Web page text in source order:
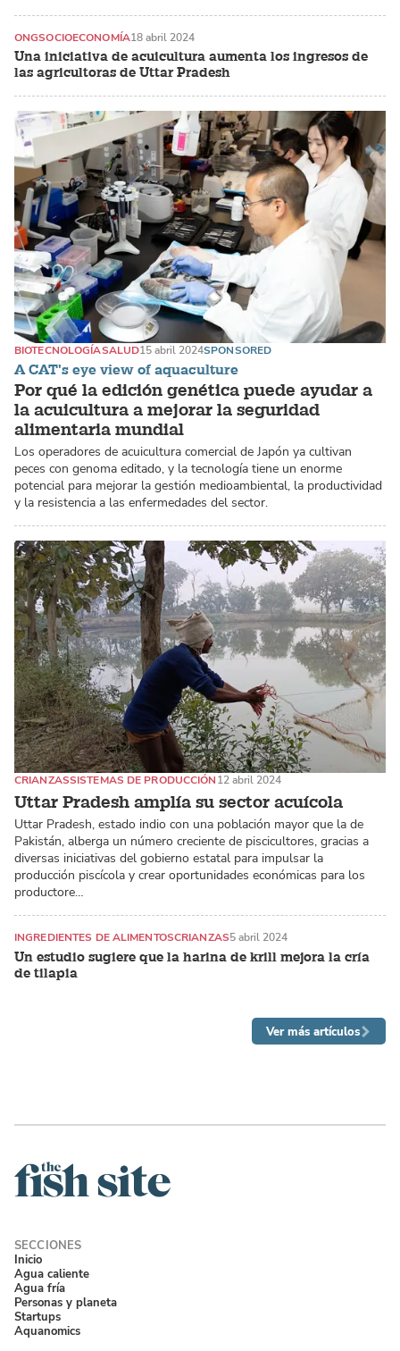
Una iniciativa de acuicultura aumenta los ingresos de
las agricultoras de Uttar Pradesh
ONGSOCIOECONOMÍA18 abril 2024
A CAT's eye view of aquaculture
Por qué la edición genética puede ayudar a
la acuicultura a mejorar la seguridad
alimentaria mundial
BIOTECNOLOGÍASALUD15 abril 2024SPONSORED
Los operadores de acuicultura comercial de Japón ya cultivan
peces con genoma editado, y la tecnología tiene un enorme
potencial para mejorar la gestión medioambiental, la productividad
y la resistencia a las enfermedades del sector.
Uttar Pradesh amplía su sector acuícola
CRIANZASSISTEMAS DE PRODUCCIÓN12 abril 2024
Uttar Pradesh, estado indio con una población mayor que la de
Pakistán, alberga un número creciente de piscicultores, gracias a
diversas iniciativas del gobierno estatal para impulsar la
producción piscícola y crear oportunidades económicas para los
productore…
Un estudio sugiere que la harina de krill mejora la cría
de tilapia
INGREDIENTES DE ALIMENTOSCRIANZAS5 abril 2024
Ver más artículos
Inicio
Agua caliente
Agua fría
Personas y planeta
Startups
Aquanomics